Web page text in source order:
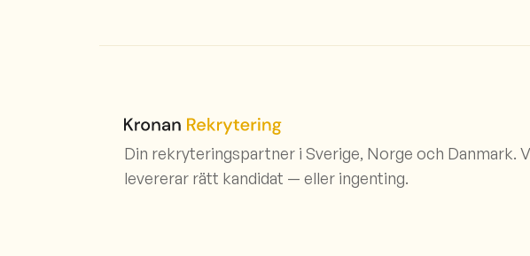
Din rekryteringspartner i Sverige, Norge och Danmark.
levererar rätt kandidat — eller ingenting.